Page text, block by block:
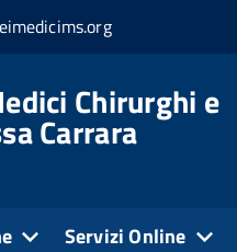
Chirurghi e
Carrara
Servizi Online